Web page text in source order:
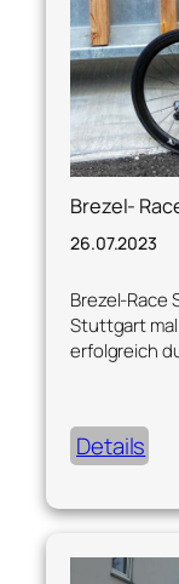
Brezel-
26.07.2023
Brezel-Race
Stuttgart
erfolgreich
Details